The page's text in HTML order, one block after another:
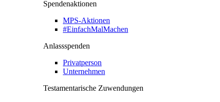
Spendenaktionen
MPS-Aktionen
#EinfachMalMachen
Anlassspenden
Privatperson
Unternehmen
Testamentarische Zuwendungen